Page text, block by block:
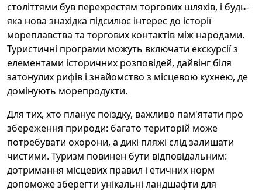
століттями був перехрестям торгових шляхів, і будь-
яка нова знахідка підсилює інтерес до історії
мореплавства та торгових контактів між народами.
Туристичні програми можуть включати екскурсії з
елементами історичних розповідей, дайвінг біля
затонулих рифів і знайомство з місцевою кухнею, де
домінують морепродукти.
Для тих, хто планує поїздку, важливо пам'ятати про
збереження природи: багато територій може
потребувати охорони, а дикі пляжі слід залишати
чистими. Туризм повинен бути відповідальним:
дотримання місцевих правил і етичних норм
допоможе зберегти унікальні ландшафти для